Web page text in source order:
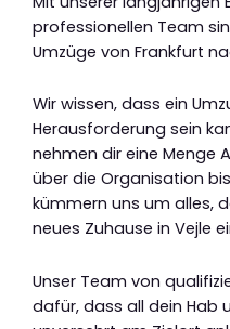
professionellen Team
Umzüge von Frankfurt
Wir wissen, dass ein
Herausforderung sein
nehmen dir eine Menge
über die Organisation
kümmern uns um alles,
neues Zuhause in Vejle
Unser Team von
dafür, dass all dein Hab